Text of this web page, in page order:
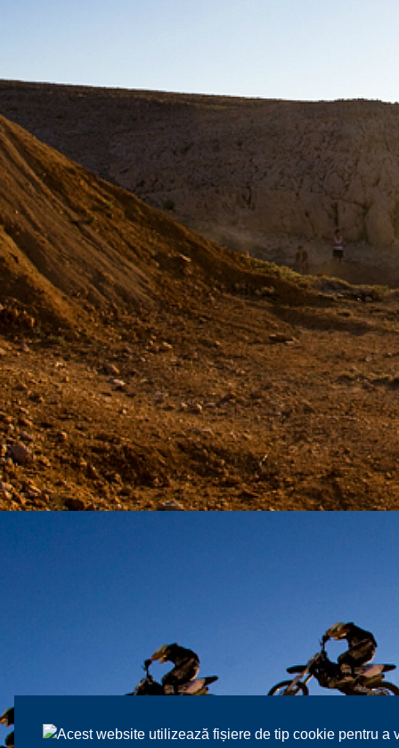
Acest website utilizează fișiere de tip cookie pentru